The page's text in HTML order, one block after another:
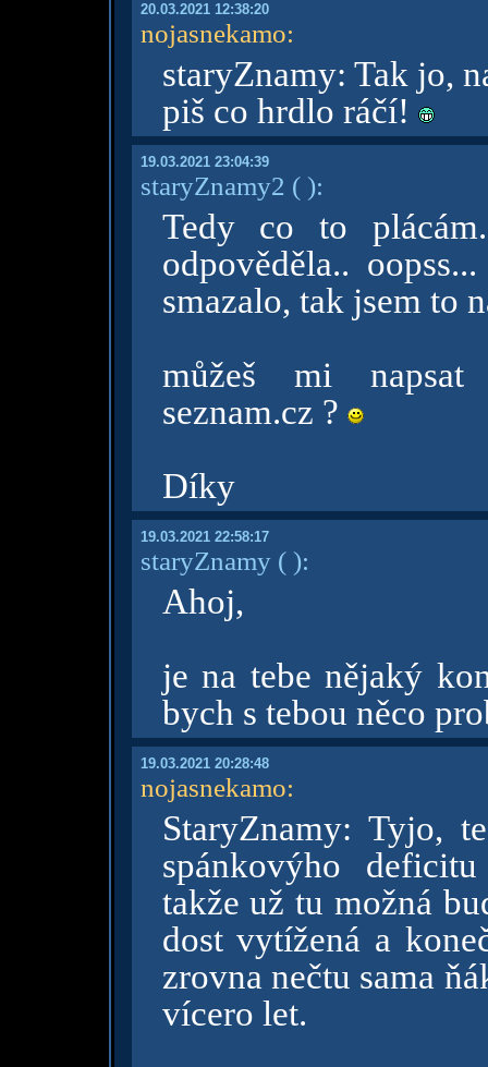
20.03.2021 12:38:20
nojasnekamo:
staryZnamy: Tak jo,
piš co hrdlo ráčí!
19.03.2021 23:04:39
staryZnamy2 ( ):
Tedy co to
odpověděla..
smazalo, tak jsem to
můžeš mi napsat
seznam.cz ?
Díky
19.03.2021 22:58:17
staryZnamy( ):
Ahoj,
je na tebe nějaký
bych s tebou něco
19.03.2021 20:28:48
nojasnekamo:
StaryZnamy: Tyjo,
spánkovýho
takže už tu možná
dost vytížená a
zrovna nečtu sama
vícero let.